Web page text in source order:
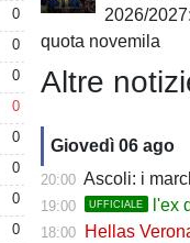
0
0
0
0
0
0
0
0
2026/
quota novemila
Altre
Giovedì 06 ago
20:00 Ascoli: i
19:00 UFFICIALE l'ex
18:00 Hellas Verona,